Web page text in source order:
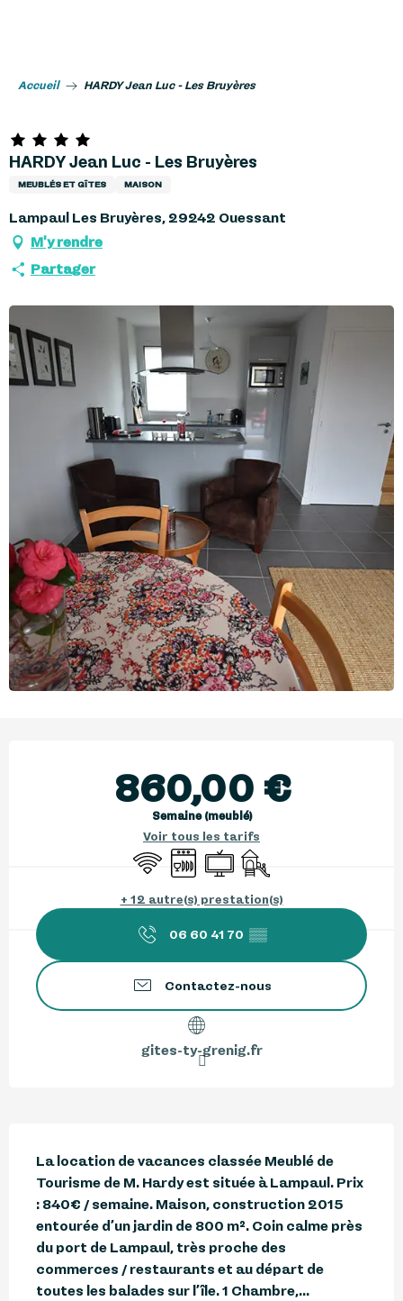
Accueil HARDY Jean Luc - Les Bruyères
HARDY Jean Luc - Les Bruyères
MEUBLÉS ET GÎTES MAISON
Lampaul Les Bruyères, 29242 Ouessant
M'y rendre
Partager
860,00 €
Semaine (meublé)
Voir tous les tarifs
WiFi Lave vaisselle
TélévisionJeux pour enfants /
+ 12 autre(s) prestation(s)
06 60 41 70 ▒▒
Contactez-nous
gites-ty-grenig.fr
La location de vacances classée Meublé de
Tourisme de M. Hardy est située à Lampaul. Prix
: 840€ / semaine. Maison, construction 2015
entourée d’un jardin de 800 m². Coin calme près
du port de Lampaul, très proche des
commerces / restaurants et au départ de
toutes les balades sur l’île. 1 Chambre,...